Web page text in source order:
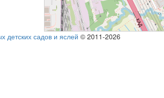
детских садов и яслей © 2011-2026